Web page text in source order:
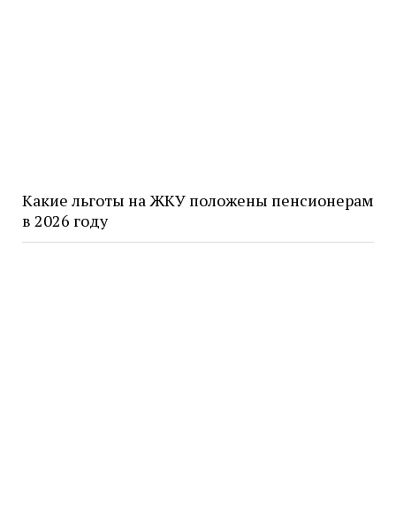
Какие льготы на ЖКУ положены пенсионерам
в 2026 году